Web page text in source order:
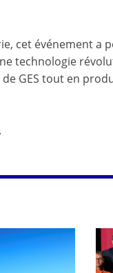
cet événement a
technologie
GES tout en
.